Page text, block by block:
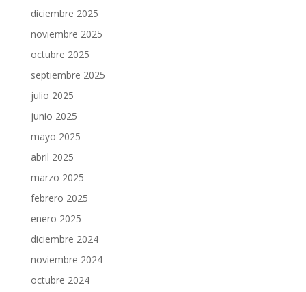
diciembre 2025
noviembre 2025
octubre 2025
septiembre 2025
julio 2025
junio 2025
mayo 2025
abril 2025
marzo 2025
febrero 2025
enero 2025
diciembre 2024
noviembre 2024
octubre 2024